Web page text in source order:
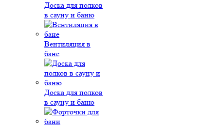
Доска для полков
в сауну и баню
Вентиляция в
бане
Доска для полков
в сауну и баню